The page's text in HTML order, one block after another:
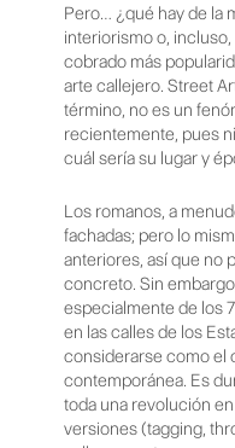
Pero… ¿qué hay de la
interiorismo o,
cobrado más
arte callejero. Street
término, no es un
recientemente, pues
cuál sería su lugar y
Los romanos, a
fachadas; pero lo
anteriores, así que no
concreto. Sin
especialmente de los
en las calles de los
considerarse como el
contemporánea. Es
toda una revolución
versiones (tagging,